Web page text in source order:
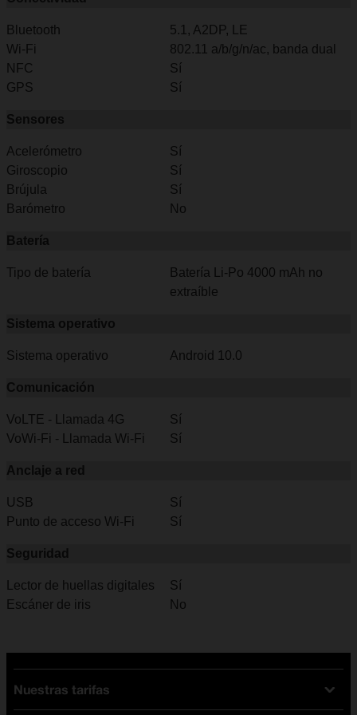
Bluetooth
5.1, A2DP, LE
Wi-Fi
802.11 a/b/g/n/ac, banda dual
NFC
Sí
GPS
Sí
Sensores
Acelerómetro
Sí
Giroscopio
Sí
Brújula
Sí
Barómetro
No
Batería
Tipo de batería
Batería Li-Po 4000 mAh no
extraíble
Sistema operativo
Sistema operativo Android 10.0
Comunicación
VoLTE - Llamada 4G
Sí
VoWi-Fi - Llamada Wi-Fi
Sí
Anclaje a red
USB
Sí
Punto de acceso Wi-Fi
Sí
Seguridad
Lector de huellas digitales
Sí
Escáner de iris
No
Nuestras tarifas